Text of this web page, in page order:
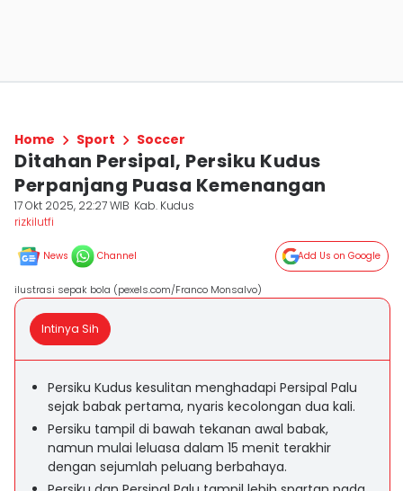
Home Sport Soccer
Ditahan Persipal, Persiku Kudus
Perpanjang Puasa Kemenangan
17 Okt 2025, 22:27 WIB Kab. Kudus
rizkilutfi
News Channel Add Us on Google
ilustrasi sepak bola (pexels.com/Franco Monsalvo)
Intinya Sih
Persiku Kudus kesulitan menghadapi Persipal Palu
sejak babak pertama, nyaris kecolongan dua kali.
Persiku tampil di bawah tekanan awal babak,
namun mulai leluasa dalam 15 menit terakhir
dengan sejumlah peluang berbahaya.